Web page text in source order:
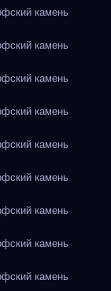
камень
камень
камень
камень
камень
камень
камень
камень
камень